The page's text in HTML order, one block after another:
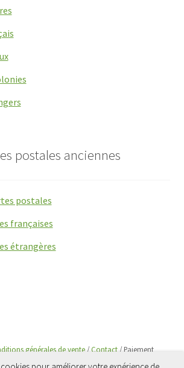
postales anciennes
postales
françaises
étrangères
générales de vente/Contact/ Paiement